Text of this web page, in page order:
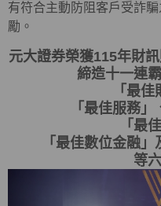
有符合主動防阻客戶受詐
勵。
元大證券榮獲115年財
締造十一連
「最
「最佳服務」
「最
「最佳數位金融」
等